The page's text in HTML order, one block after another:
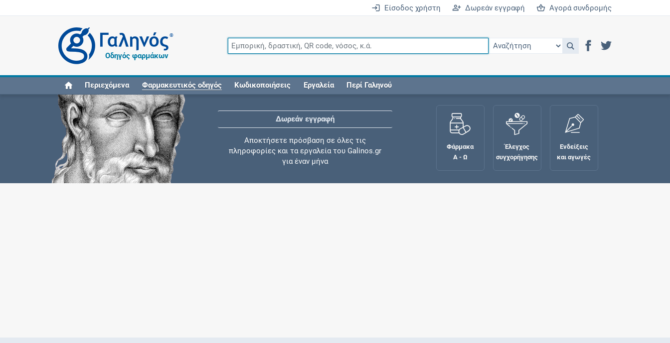
Είσοδος χρήστη Δωρεάν εγγραφή Αγορά συνδρομής
®
Οδηγός φαρμάκων
Περιεχόμενα Φαρμακευτικός οδηγός Κωδικοποιήσεις Εργαλεία Περί Γαληνού
Δωρεάν εγγραφή
Αποκτήσετε πρόσβαση σε όλες τις
πληροφορίες και τα εργαλεία του Galinos.gr
για έναν μήνα
Φάρμακα
Α - Ω
Έλεγχος
συγχορήγησης
Ενδείξεις
και αγωγές